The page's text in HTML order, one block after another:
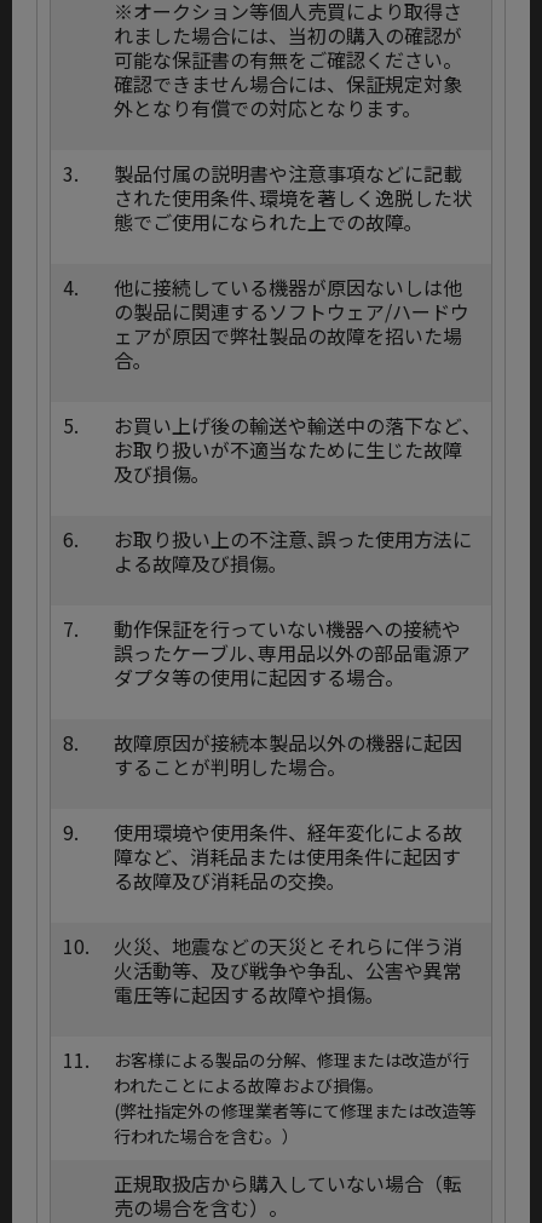
※オークション等個人売買により取得さ
れました場合には、当初の購入の確認が
可能な保証書の有無をご確認ください。
確認できません場合には、保証規定対象
外となり有償での対応となります。
3.
製品付属の説明書や注意事項などに記載
された使用条件､環境を著しく逸脱した状
態でご使用になられた上での故障｡
4.
他に接続している機器が原因ないしは他
の製品に関連するソフトウェア/ハードウ
ェアが原因で弊社製品の故障を招いた場
合｡
5.
お買い上げ後の輸送や輸送中の落下など､
お取り扱いが不適当なために生じた故障
及び損傷｡
6.
お取り扱い上の不注意､誤った使用方法に
よる故障及び損傷｡
7.
動作保証を行っていない機器への接続や
誤ったケーブル､専用品以外の部品電源ア
ダプタ等の使用に起因する場合。
8.
故障原因が接続本製品以外の機器に起因
することが判明した場合。
9.
使用環境や使用条件、経年変化による故
障など、消耗品または使用条件に起因す
る故障及び消耗品の交換｡
10.
火災、地震などの天災とそれらに伴う消
火活動等、及び戦争や争乱、公害や異常
電圧等に起因する故障や損傷｡
11.
お客様による製品の分解、修理または改造が行
われたことによる故障および損傷。
(弊社指定外の修理業者等にて修理または改造等
行われた場合を含む。）
正規取扱店から購入していない場合（転
売の場合を含む）。